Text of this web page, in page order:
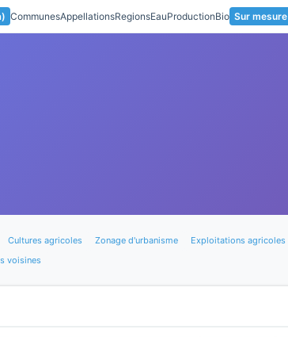
CommunesAppellationsRegionsEauProductionBio Sur mesure
Cultures agricoles Zonage d'urbanisme Exploitations agricoles
voisines